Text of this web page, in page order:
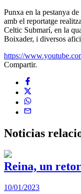
Punxa en la pestanya
amb el reportatge
Celtic Submarí, en la
Boixader, i diversos
https://
Compartir.
Noticias
Reina, un
10/01/2023